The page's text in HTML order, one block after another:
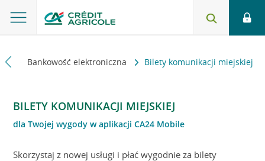
Bankowość elektroniczna Bilety komunikacji miejskiej
BILETY KOMUNIKACJI MIEJSKIEJ
dla Twojej wygody w aplikacji CA24 Mobile
Skorzystaj z nowej usługi i płać wygodnie za bilety